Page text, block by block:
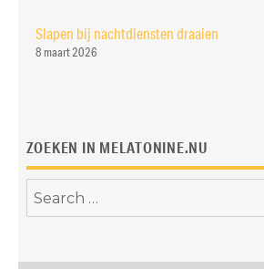
Slapen bij nachtdiensten draaien
8 maart 2026
ZOEKEN IN MELATONINE.NU
for: